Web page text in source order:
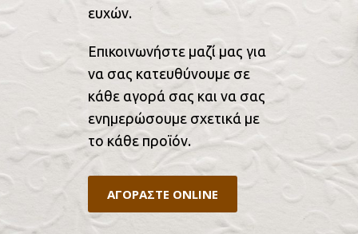
ευχών.
Επικοινωνήστε μαζί μας για
να σας κατευθύνουμε σε
κάθε αγορά σας και να σας
ενημερώσουμε σχετικά με
το κάθε προϊόν.
ΑΓΟΡΑΣΤΕ ONLINE